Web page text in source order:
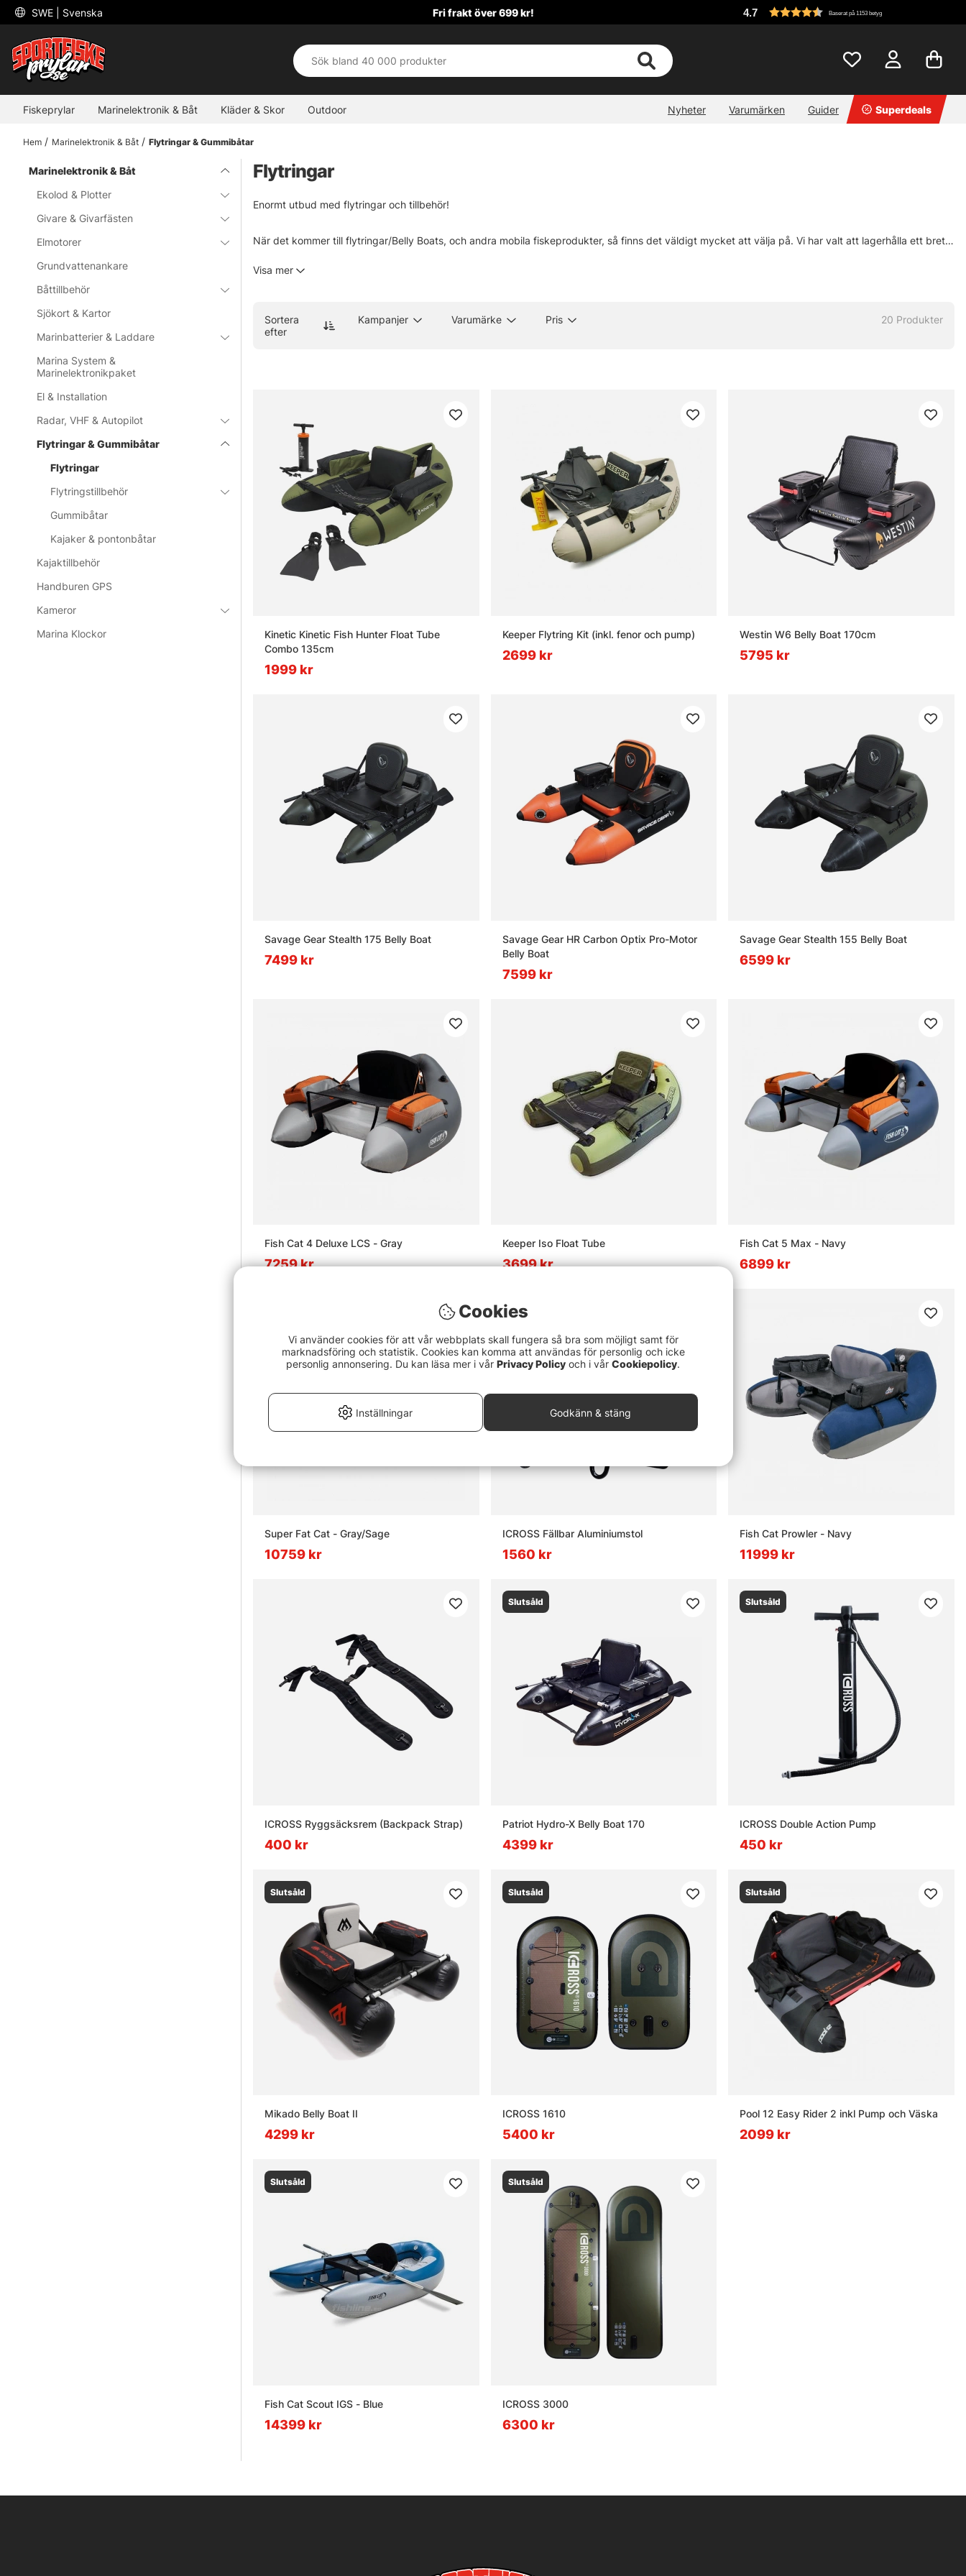
SWE | Svenska Fri frakt över 699 kr! 4.7 Baserat på 1153 betyg
Fiskeprylar Marinelektronik & Båt Kläder & Skor Outdoor Nyheter Varumärken Guider Superdeals
Hem Marinelektronik & Båt Flytringar & Gummibåtar
Marinelektronik & Båt
Ekolod & Plotter
Givare & Givarfästen
Elmotorer
Grundvattenankare
Båttillbehör
Sjökort & Kartor
Marinbatterier & Laddare
Marina System &
Marinelektronikpaket
El & Installation
Radar, VHF & Autopilot
Flytringar & Gummibåtar
Flytringar
Flytringstillbehör
Gummibåtar
Kajaker & pontonbåtar
Kajaktillbehör
Handburen GPS
Kameror
Marina Klockor
Flytringar
Enormt utbud med flytringar och tillbehör!
När det kommer till flytringar/Belly Boats, och andra mobila fiskeprodukter, så finns det väldigt mycket att välja på. Vi har valt att lagerhålla ett brett
gemensamt är att vi litar på dom allihopa. Vi har även passat på att sätta ihop lite kit i olika prisklasser för att du lättare ska kunna hitta vad du är ute
Visa mer
Sortera
efter
Kampanjer Varumärke Pris 20 Produkter
Kinetic Kinetic Fish Hunter Float Tube
Combo 135cm
1999 kr
Keeper Flytring Kit (inkl. fenor och pump)
2699 kr
Westin W6 Belly Boat 170cm
5795 kr
Savage Gear Stealth 175 Belly Boat
7499 kr
Savage Gear HR Carbon Optix Pro-Motor
Belly Boat
7599 kr
Savage Gear Stealth 155 Belly Boat
6599 kr
Fish Cat 4 Deluxe LCS - Gray
7259 kr
Keeper Iso Float Tube
3699 kr
Fish Cat 5 Max - Navy
6899 kr
Super Fat Cat - Gray/Sage
10759 kr
ICROSS Fällbar Aluminiumstol
1560 kr
Fish Cat Prowler - Navy
11999 kr
ICROSS Ryggsäcksrem (Backpack Strap)
400 kr
Slutsåld
Patriot Hydro-X Belly Boat 170
4399 kr
Slutsåld
ICROSS Double Action Pump
450 kr
Slutsåld
Mikado Belly Boat II
4299 kr
Slutsåld
ICROSS 1610
5400 kr
Slutsåld
Pool 12 Easy Rider 2 inkl Pump och Väska
2099 kr
Slutsåld
Fish Cat Scout IGS - Blue
14399 kr
Slutsåld
ICROSS 3000
6300 kr
Cookies
Vi använder cookies för att vår webbplats skall fungera så bra som möjligt samt för
marknadsföring och statistik. Cookies kan komma att användas för personlig och icke
personlig annonsering. Du kan läsa mer i vår Privacy Policy och i vår Cookiepolicy.
Inställningar Godkänn & stäng